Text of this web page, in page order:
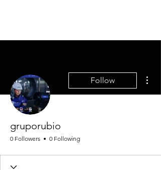
Follow
gruporubio
0 Followers 0 Following